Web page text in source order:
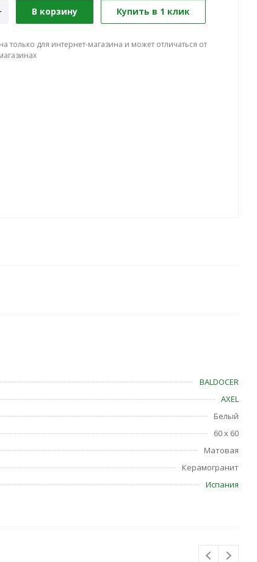
В корзину Купить в 1 клик
только для интернет-магазина и может отличаться от
BALDOCER
AXEL
Белый
60 x 60
Матовая
Керамогранит
Испания